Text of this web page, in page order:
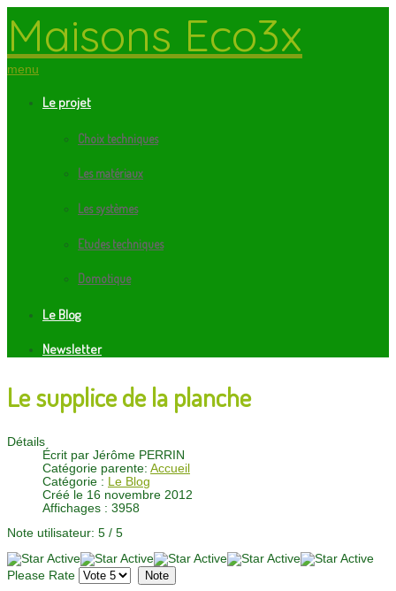
Maisons Eco3x
menu
Le projet
Choix techniques
Les matériaux
Les systèmes
Etudes techniques
Domotique
Le Blog
Newsletter
Le supplice de la planche
Détails
Écrit par Jérôme PERRIN
Catégorie parente: Accueil
Catégorie : Le Blog
Créé le 16 novembre 2012
Affichages : 3958
Note utilisateur: 5 / 5
Please Rate